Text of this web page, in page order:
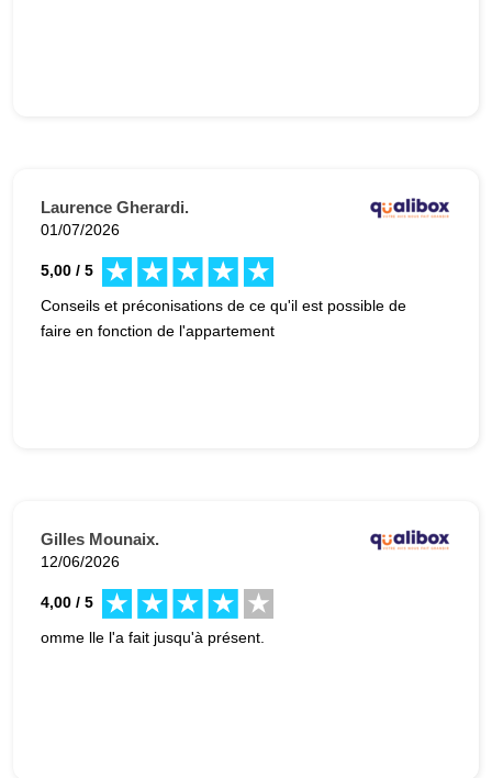
Laurence Gherardi.
01/07/2026
5,00 / 5
Conseils et préconisations de ce qu'il est possible de
faire en fonction de l'appartement
Gilles Mounaix.
12/06/2026
4,00 / 5
omme lle l'a fait jusqu'à présent.